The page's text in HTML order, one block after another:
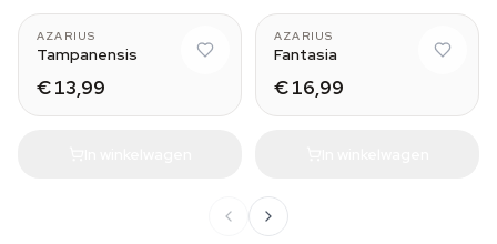
AZARIUS
Tampanensis
€ 13,99
AZARIUS
Fantasia
€ 16,99